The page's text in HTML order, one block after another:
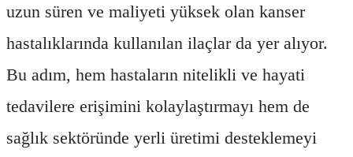
uzun süren ve maliyeti yüksek olan kanser
hastalıklarında kullanılan ilaçlar da yer alıyor.
Bu adım, hem hastaların nitelikli ve hayati
tedavilere erişimini kolaylaştırmayı hem de
sağlık sektöründe yerli üretimi desteklemeyi